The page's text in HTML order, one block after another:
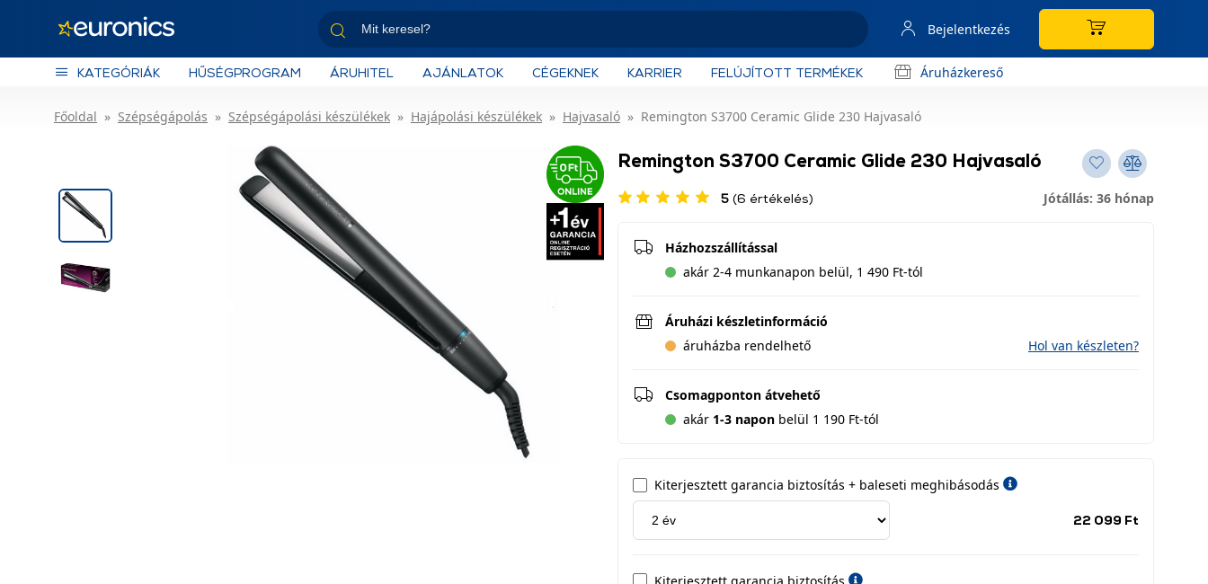
Bejelentkezés
KATEGÓRIÁK HŰSÉGPROGRAM ÁRUHITEL AJÁNLATOK CÉGEKNEK KARRIER FELÚJÍTOTT TERMÉKEK Áruházkereső
Főoldal Szépségápolás Szépségápolási készülékek Hajápolási készülékek Hajvasaló Remington S3700 Ceramic Glide 230 Hajvasaló
Remington S3700 Ceramic Glide 230 Hajvasaló
5 (6 értékelés) Jótállás: 36 hónap
Házhozszállítással
akár 2-4 munkanapon belül, 1 490 Ft-tól
Áruházi készletinformáció
áruházba rendelhető
Hol van készleten?
Csomagponton átvehető
akár 1-3 napon belül 1 190 Ft-tól
Kiterjesztett garancia biztosítás + baleseti meghibásodás
időszak
22 099 Ft
Kiterjesztett garancia biztosítás